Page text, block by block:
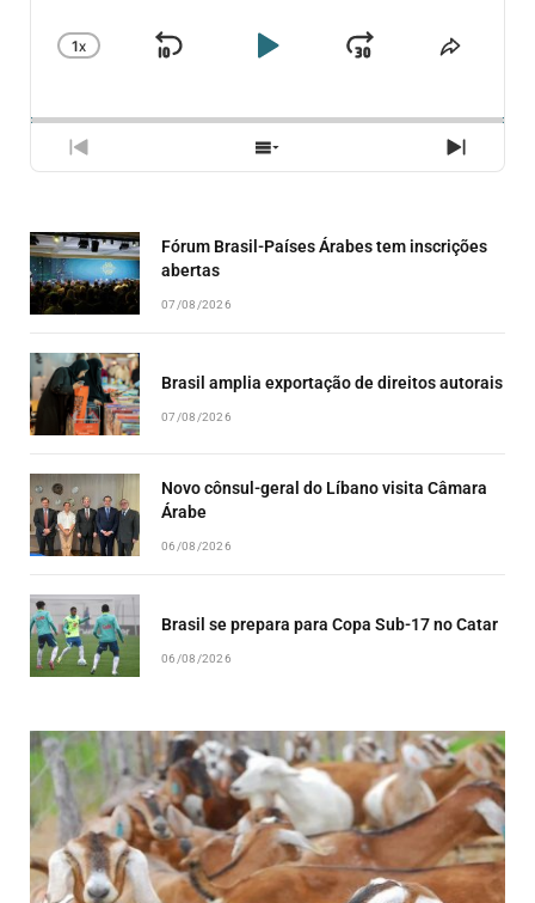
CHANGE
1X
SKIP
PLAYJUMP
PREVIOUS
SHOW
NEXT
Fórum Brasil-Países Árabes tem inscrições
abertas
07/08/2026
Brasil amplia exportação de direitos autorais
07/08/2026
Novo cônsul-geral do Líbano visita Câmara
Árabe
06/08/2026
Brasil se prepara para Copa Sub-17 no Catar
06/08/2026